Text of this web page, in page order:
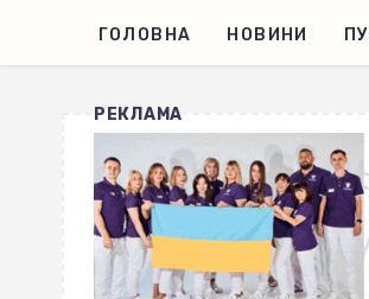
ГОЛОВНА НОВИНИ
РЕКЛАМА